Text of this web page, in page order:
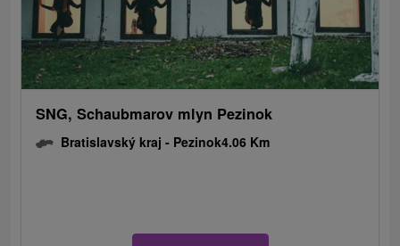
SNG, Schaubmarov mlyn Pezinok
Bratislavský kraj - Pezinok4.06 Km